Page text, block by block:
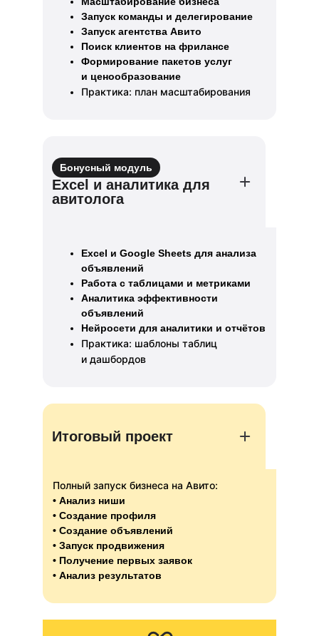
Запуск команды и делегирование
Запуск агентства Авито
Поиск клиентов на фрилансе
Формирование пакетов услуг
и ценообразование
Практика: план масштабирования
Бонусный модуль
Excel и аналитика для
авитолога
Excel и Google Sheets для анализа
объявлений
Работа с таблицами и метриками
Аналитика эффективности
объявлений
Нейросети для аналитики и отчётов
Практика: шаблоны таблиц
и дашбордов
Итоговый проект
Полный запуск бизнеса на Авито:
• Анализ ниши
• Создание профиля
• Создание объявлений
• Запуск продвижения
• Получение первых заявок
• Анализ результатов